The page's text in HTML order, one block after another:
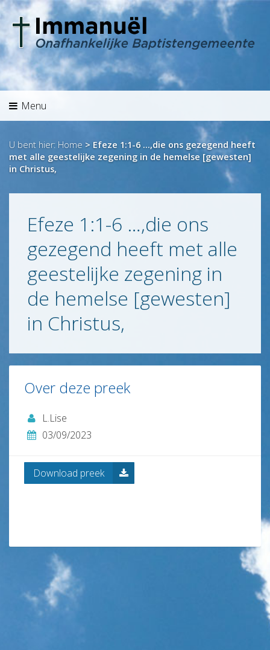
Menu
Welkom
Agenda
Preken
Hét
Aanbod
Info
Zending
Contact
Links
ANBI
Menu
U bent hier: Home > Efeze 1:1-6 …,die ons gezegend heeft
met alle geestelijke zegening in de hemelse [gewesten]
in Christus,
Efeze 1:1-6 …,die ons
gezegend heeft met alle
geestelijke zegening in
de hemelse [gewesten]
in Christus,
Over deze preek
L.Lise
03/09/2023
Download preek